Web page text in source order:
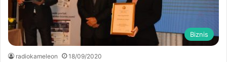
Biznis
radiokameleon 18/09/2020